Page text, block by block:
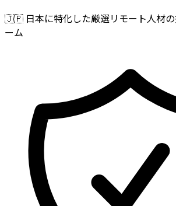
🇯🇵 日本に特化した厳選リモート人材
ーム